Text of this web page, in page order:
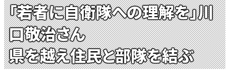
「若者に自衛隊への理解を」川
口敬治さん
県を越え住民と部隊を結ぶ